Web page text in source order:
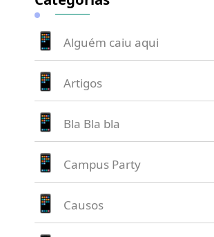
Alguém caiu aqui
Artigos
Bla Bla bla
Campus Party
Causos